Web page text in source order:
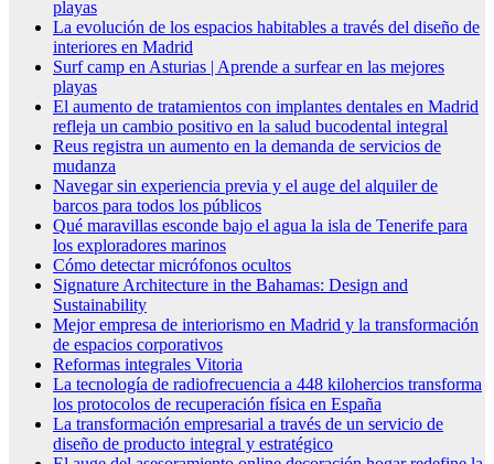
playas
La evolución de los espacios habitables a través del diseño de
interiores en Madrid
Surf camp en Asturias | Aprende a surfear en las mejores
playas
El aumento de tratamientos con implantes dentales en Madrid
refleja un cambio positivo en la salud bucodental integral
Reus registra un aumento en la demanda de servicios de
mudanza
Navegar sin experiencia previa y el auge del alquiler de
barcos para todos los públicos
Qué maravillas esconde bajo el agua la isla de Tenerife para
los exploradores marinos
Cómo detectar micrófonos ocultos
Signature Architecture in the Bahamas: Design and
Sustainability
Mejor empresa de interiorismo en Madrid y la transformación
de espacios corporativos
Reformas integrales Vitoria
La tecnología de radiofrecuencia a 448 kilohercios transforma
los protocolos de recuperación física en España
La transformación empresarial a través de un servicio de
diseño de producto integral y estratégico